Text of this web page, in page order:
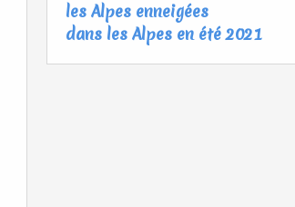
les Alpes enneigées
dans les Alpes en été 2021